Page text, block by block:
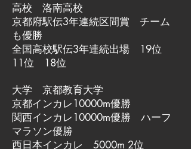
高校 洛南高校
京都府駅伝3年連続区間賞 チーム
も優勝
全国高校駅伝3年連続出場 19位
11位 18位
大学 京都教育大学
京都インカレ10000m優勝
関西インカレ10000m優勝 ハーフ
マラソン優勝
西日本インカレ 5000m 2位